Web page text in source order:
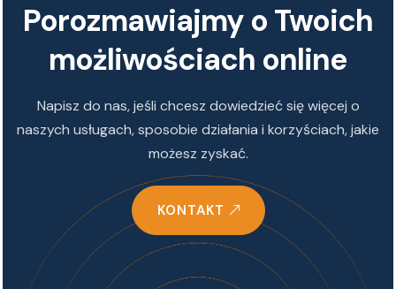
Porozmawiajmy o Twoich
możliwościach online
Napisz do nas, jeśli chcesz dowiedzieć się więcej o
naszych usługach, sposobie działania i korzyściach, jakie
możesz zyskać.
KONTAKT